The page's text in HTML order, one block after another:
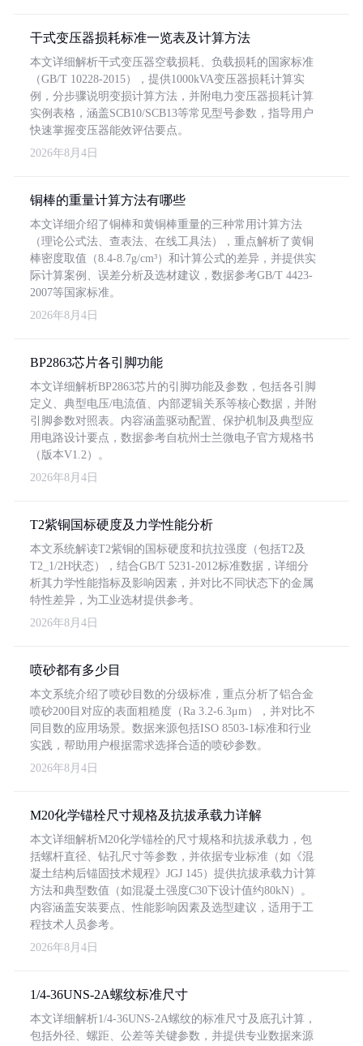
干式变压器损耗标准一览表及计算方法
本文详细解析干式变压器空载损耗、负载损耗的国家标准
（GB/T 10228-2015），提供1000kVA变压器损耗计算实
例，分步骤说明变损计算方法，并附电力变压器损耗计算
实例表格，涵盖SCB10/SCB13等常见型号参数，指导用户
快速掌握变压器能效评估要点。
2026年8月4日
铜棒的重量计算方法有哪些
本文详细介绍了铜棒和黄铜棒重量的三种常用计算方法
（理论公式法、查表法、在线工具法），重点解析了黄铜
棒密度取值（8.4-8.7g/cm³）和计算公式的差异，并提供实
际计算案例、误差分析及选材建议，数据参考GB/T 4423-
2007等国家标准。
2026年8月4日
BP2863芯片各引脚功能
本文详细解析BP2863芯片的引脚功能及参数，包括各引脚
定义、典型电压/电流值、内部逻辑关系等核心数据，并附
引脚参数对照表。内容涵盖驱动配置、保护机制及典型应
用电路设计要点，数据参考自杭州士兰微电子官方规格书
（版本V1.2）。
2026年8月4日
T2紫铜国标硬度及力学性能分析
本文系统解读T2紫铜的国标硬度和抗拉强度（包括T2及
T2_1/2H状态），结合GB/T 5231-2012标准数据，详细分
析其力学性能指标及影响因素，并对比不同状态下的金属
特性差异，为工业选材提供参考。
2026年8月4日
喷砂都有多少目
本文系统介绍了喷砂目数的分级标准，重点分析了铝合金
喷砂200目对应的表面粗糙度（Ra 3.2-6.3μm），并对比不
同目数的应用场景。数据来源包括ISO 8503-1标准和行业
实践，帮助用户根据需求选择合适的喷砂参数。
2026年8月4日
M20化学锚栓尺寸规格及抗拔承载力详解
本文详细解析M20化学锚栓的尺寸规格和抗拔承载力，包
括螺杆直径、钻孔尺寸等参数，并依据专业标准（如《混
凝土结构后锚固技术规程》JGJ 145）提供抗拔承载力计算
方法和典型数值（如混凝土强度C30下设计值约80kN）。
内容涵盖安装要点、性能影响因素及选型建议，适用于工
程技术人员参考。
2026年8月4日
1/4-36UNS-2A螺纹标准尺寸
本文详细解析1/4-36UNS-2A螺纹的标准尺寸及底孔计算，
包括外径、螺距、公差等关键参数，并提供专业数据来源